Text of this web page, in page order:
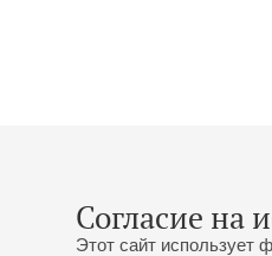
Согласие на
Этот сайт использует